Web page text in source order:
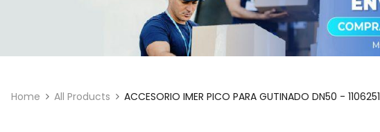
Home All Products ACCESORIO IMER PICO PARA GUTINADO DN50 - 1106251